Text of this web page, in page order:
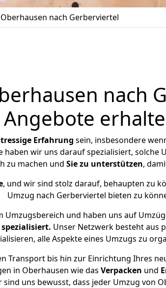
nach Gerberviertel
nach
Angebote
Erfahrung sein, insbesondere
wir uns darauf spezialisiert, solche
zu machen und Sie zu unterstützen,
, und wir sind stolz darauf, behaupten zu
Umzug nach Gerberviertel bieten zu
Umzugsbereich und haben uns auf
Unser Netzwerk besteht aus
alle Aspekte eines Umzugs zu
Transport bis hin zur Einrichtung Ihres
in Oberhausen wie das Verpacken und
uns bewusst, dass jeder Umzug von